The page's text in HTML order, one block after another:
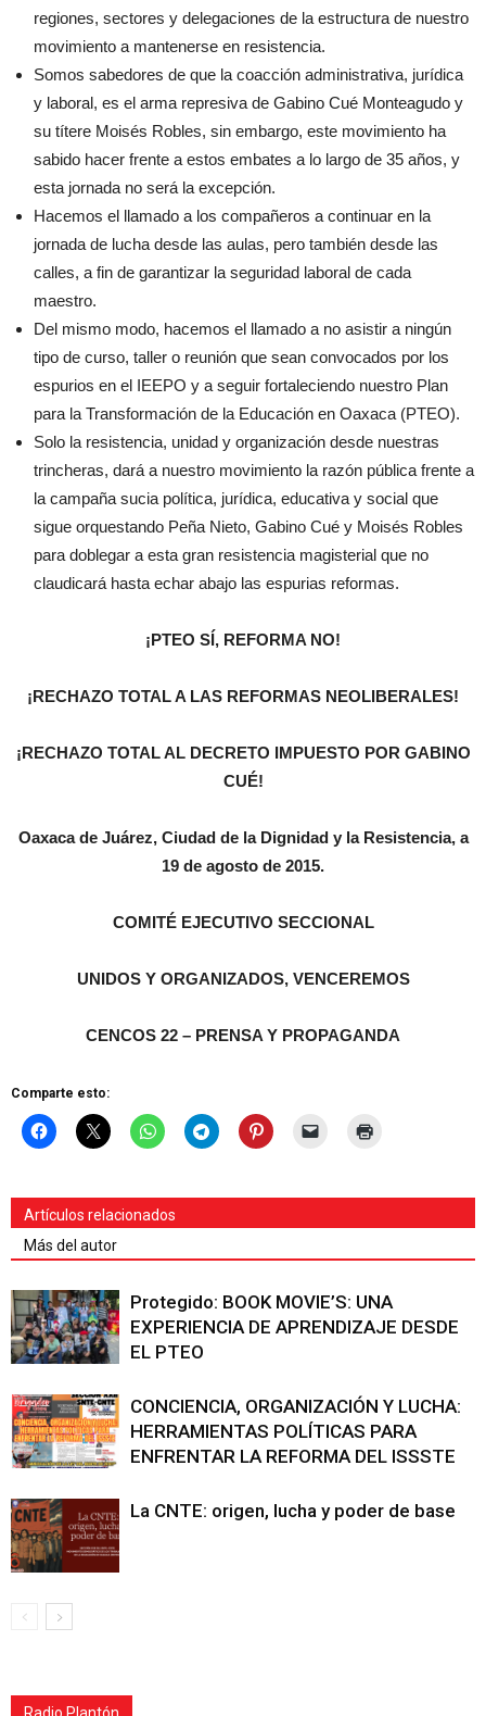
regiones, sectores y delegaciones de la estructura de nuestro
movimiento a mantenerse en resistencia.
Somos sabedores de que la coacción administrativa, jurídica
y laboral, es el arma represiva de Gabino Cué Monteagudo y
su títere Moisés Robles, sin embargo, este movimiento ha
sabido hacer frente a estos embates a lo largo de 35 años, y
esta jornada no será la excepción.
Hacemos el llamado a los compañeros a continuar en la
jornada de lucha desde las aulas, pero también desde las
calles, a fin de garantizar la seguridad laboral de cada
maestro.
Del mismo modo, hacemos el llamado a no asistir a ningún
tipo de curso, taller o reunión que sean convocados por los
espurios en el IEEPO y a seguir fortaleciendo nuestro Plan
para la Transformación de la Educación en Oaxaca (PTEO).
Solo la resistencia, unidad y organización desde nuestras
trincheras, dará a nuestro movimiento la razón pública frente a
la campaña sucia política, jurídica, educativa y social que
sigue orquestando Peña Nieto, Gabino Cué y Moisés Robles
para doblegar a esta gran resistencia magisterial que no
claudicará hasta echar abajo las espurias reformas.
¡PTEO SÍ, REFORMA NO!
¡RECHAZO TOTAL A LAS REFORMAS NEOLIBERALES!
¡RECHAZO TOTAL AL DECRETO IMPUESTO POR GABINO
CUÉ!
Oaxaca de Juárez, Ciudad de la Dignidad y la Resistencia, a
19 de agosto de 2015.
COMITÉ EJECUTIVO SECCIONAL
UNIDOS Y ORGANIZADOS, VENCEREMOS
CENCOS 22 – PRENSA Y PROPAGANDA
Comparte esto:
Artículos relacionados
Más del autor
Protegido: BOOK MOVIE’S: UNA
EXPERIENCIA DE APRENDIZAJE DESDE
EL PTEO
CONCIENCIA, ORGANIZACIÓN Y LUCHA:
HERRAMIENTAS POLÍTICAS PARA
ENFRENTAR LA REFORMA DEL ISSSTE
La CNTE: origen, lucha y poder de base
Radio Plantón